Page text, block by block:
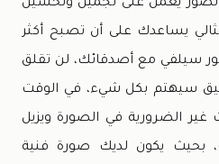
يساعدك على أن تصبح أكثر
سيلفي مع أصدقائك، لن تقلق
سيهتم بكل شيء، في الوقت
الضرورية في الصورة ويزيل
بحيث يكون لديك صورة فنية